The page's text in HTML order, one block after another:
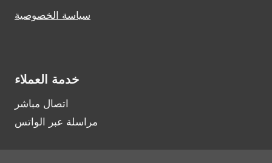
سياسة الخصوصية
خدمة العملاء
اتصال مباشر
مراسلة عبر الواتس